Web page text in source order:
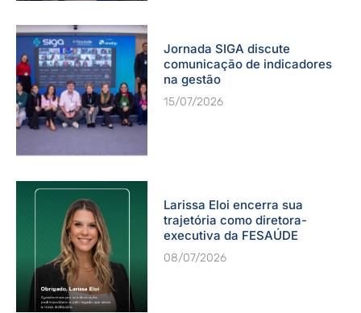
Jornada SIGA discute
comunicação de indicadores
na gestão
15/07/2026
Larissa Eloi encerra sua
trajetória como diretora-
executiva da FESAÚDE
08/07/2026